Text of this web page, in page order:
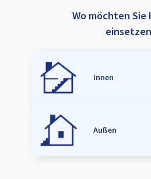
Wo möchten Sie
Innen
Außen